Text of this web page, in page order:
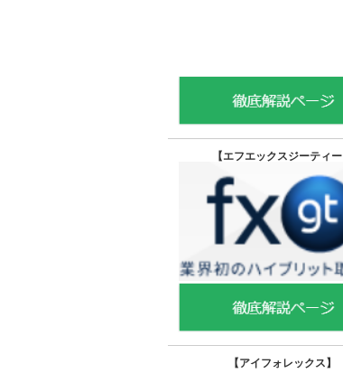
【エフエックスジーティー
【アイフォレックス】